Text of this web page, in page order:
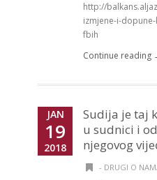
http://
izmjene-i-
fbih
Continue reading
JAN
19
2018
Sudija je taj
u sudnici i
njegovog
- DRUGI O